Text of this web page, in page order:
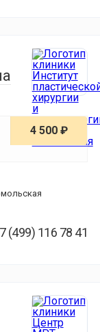
4 500 ₽
(499) 116 78 41